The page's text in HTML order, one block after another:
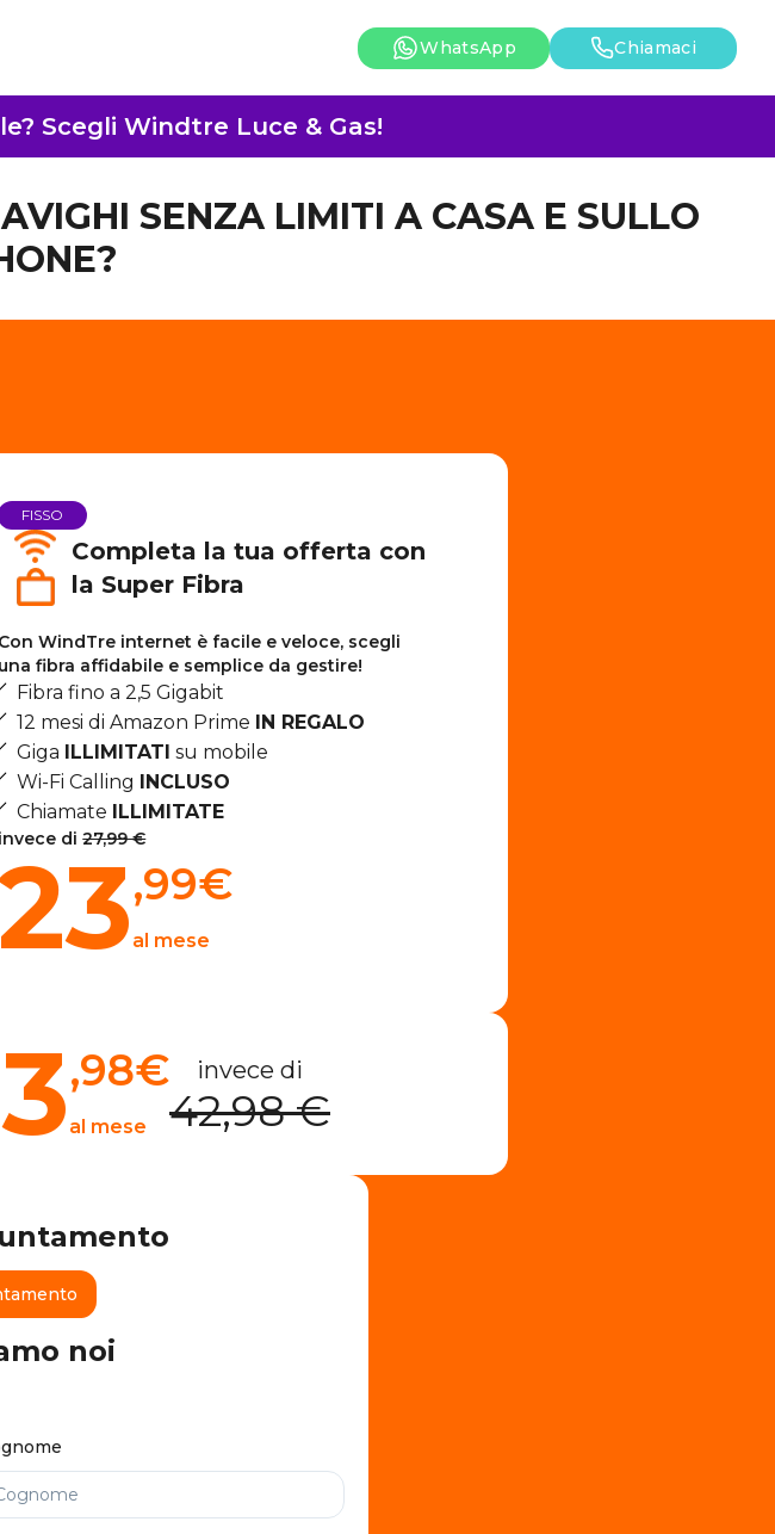
WhatsApp Chiamaci
Scegli Windtre Luce & Gas!
SENZA LIMITI A CASA E SULLO
FISSO
Completa la tua offerta con
la Super Fibra
Con WindTre internet è facile e veloce, scegli
una fibra affidabile e semplice da gestire!
Fibra fino a 2,5 Gigabit
12 mesi di Amazon Prime IN REGALO
Giga ILLIMITATI su mobile
Wi-Fi Calling INCLUSO
Chiamate ILLIMITATE
invece di 27,99 €
,99€
al mese
,98€
al mese
invece di
42,98 €
noi